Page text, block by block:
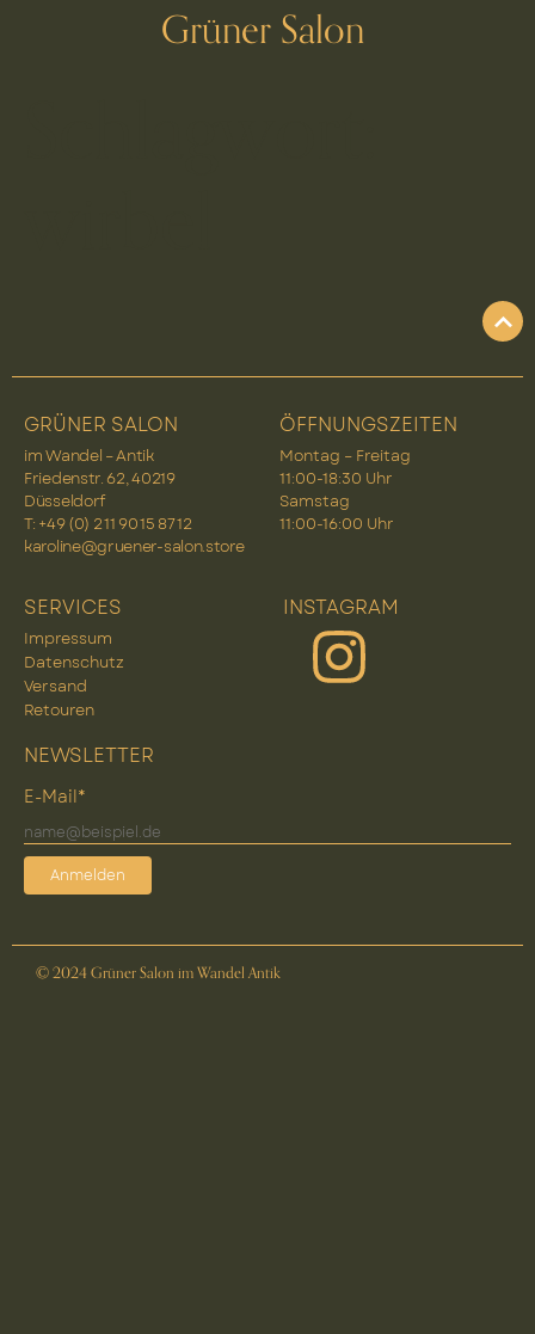
Grüner Salon
GRÜNER SALON
im Wandel – Antik
Friedenstr. 62, 40219
Düsseldorf
T: +49 (0) 2 11 90 15 87 12
karoline@gruener-salon.store
ÖFFNUNGSZEITEN
Montag – Freitag
11:00-18:30 Uhr
Samstag
11:00-16:00 Uhr
SERVICES
Impressum
Datenschutz
Versand
Retouren
INSTAGRAM
NEWSLETTER
E-Mail*
Anmelden
© 2024 Grüner Salon im Wandel Antik